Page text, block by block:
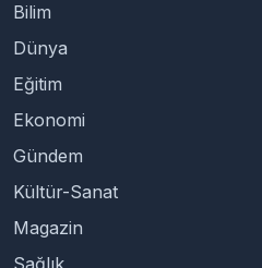
Bilim
Dünya
Eğitim
Ekonomi
Gündem
Kültür-Sanat
Magazin
Sağlık